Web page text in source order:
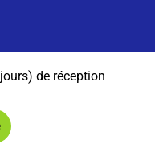
de réception